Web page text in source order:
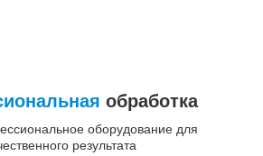
обработка
оборудование для
результата